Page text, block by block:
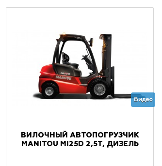
Видео
ВИЛОЧНЫЙ АВТОПОГРУЗЧИК
MANITOU MI25D 2,5Т, ДИЗЕЛЬ